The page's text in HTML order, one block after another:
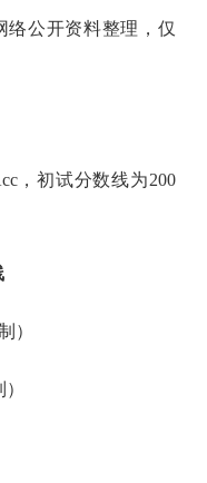
络公开资料整理，仅
，初试分数线为200
）